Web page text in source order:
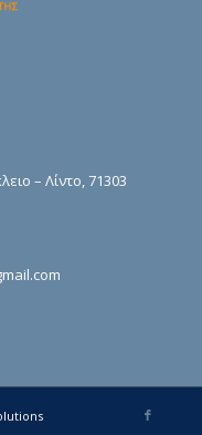
– Λίντο, 71303